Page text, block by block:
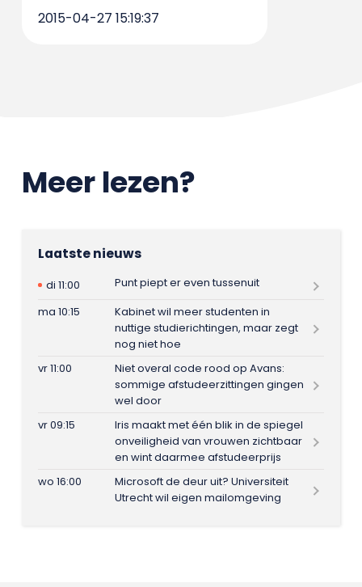
2015-04-27 15:19:37
Meer lezen?
Laatste nieuws
di 11:00
Punt piept er even tussenuit
ma 10:15
Kabinet wil meer studenten in
nuttige studierichtingen, maar zegt
nog niet hoe
vr 11:00
Niet overal code rood op Avans:
sommige afstudeerzittingen gingen
wel door
vr 09:15
Iris maakt met één blik in de spiegel
onveiligheid van vrouwen zichtbaar
en wint daarmee afstudeerprijs
wo 16:00
Microsoft de deur uit? Universiteit
Utrecht wil eigen mailomgeving